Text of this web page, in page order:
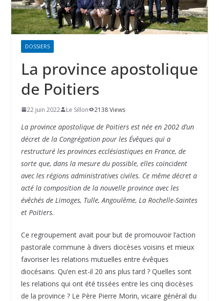
DOSSIERS
La province apostolique
de Poitiers
22 juin 2022 Le Sillon 2138 Views
La province apostolique de Poitiers est née en 2002 d’un
décret de la Congrégation pour les Évêques qui a
restructuré les provinces ecclésiastiques en France, de
sorte que, dans la mesure du possible, elles coïncident
avec les régions administratives civiles. Ce même décret a
acté la composition de la nouvelle province avec les
évêchés de Limoges, Tulle, Angoulême, La Rochelle-Saintes
et Poitiers.
Ce regroupement avait pour but de promouvoir l’action
pastorale commune à divers diocèses voisins et mieux
favoriser les relations mutuelles entre évêques
diocésains. Qu’en est-il 20 ans plus tard ? Quelles sont
les relations qui ont été tissées entre les cinq diocèses
de la province ? Le Père Pierre Morin, vicaire général du